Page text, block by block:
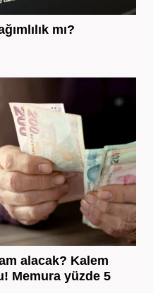
mı?
alacak? Kalem
Memura yüzde 5